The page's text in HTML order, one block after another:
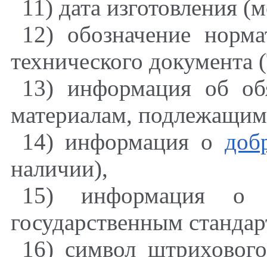
11) дата изготовления
12) обозначение
технического
13) информация об
материалам,
14) информация о
наличии),
15) информация о
государственным
16) символ